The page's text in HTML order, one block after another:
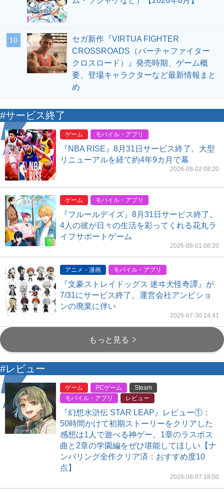
10
セガ新作『VIRTUA FIGHTER
CROSSROADS（バーチャファイター
クロスロード）』発売時期、ゲーム概
要、登場キャラクターなど最新情報まと
め
#サービス終了
ゲーム モバイル・アプリ
『NBA RISE』8月31日サービス終了。大型
リニューアルを経て約4年9カ月で幕
2026-08-02 08:20
ゲーム モバイル・アプリ
『フルールデイズ』8月31日サービス終了。
4人の彼が日々の生活を彩ってくれる花丸ラ
イフサポートゲーム
2026-08-01 08:20
アニメ・漫画 モバイル・アプリ
『文豪ストレイドッグス 迷ヰ犬怪奇譚』が
7/31にサービス終了。運営会社アンビショ
ンの廃業に伴い
2026-07-30 14:41
もっと見る
#レビュー
ゲーム PCゲーム
Steam
モバイル・アプリ
レビュー
『幻想水滸伝 STAR LEAP』レビュー①：
50時間かけて初期ストーリーをクリアした
感想は1人で遊べる神ゲー。1章のラスボス
曲と2章の学園編をぜひ堪能してほしい【ナ
ンバリング全作クリア済：おすすめ度10
点】
2026-08-07 18:00